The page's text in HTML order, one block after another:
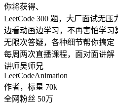
你将获得、
LeetCode 300 题，大厂面试无压
边看动画边学习，不再害怕学习
无限次答疑，各种细节帮你搞定
每周两次直播课程，面对面讲解
讲师吴师兄
LeetCodeAnimation
作者，标星 70k
全网粉丝 50万